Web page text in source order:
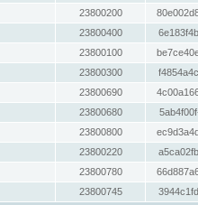
23800200
23800400
23800100
23800300
23800690
23800680
23800800
23800220
23800780
23800745